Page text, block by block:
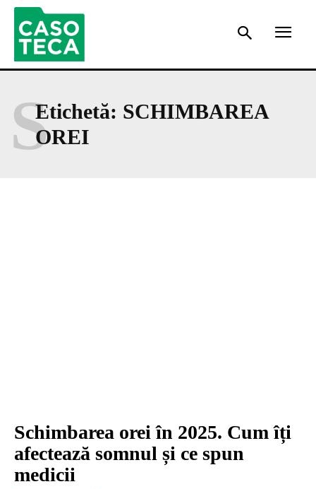
Etichetă: SCHIMBAREA
OREI
S
Schimbarea orei în 2025. Cum îți
afectează somnul și ce spun
medicii